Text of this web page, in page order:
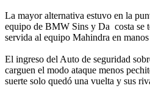
La mayor alternativa estuvo en la
equipo de BMW Sins y Da costa se
servida al equipo Mahindra en
El ingreso del Auto de seguridad
carguen el modo ataque menos
suerte solo quedó una vuelta y sus